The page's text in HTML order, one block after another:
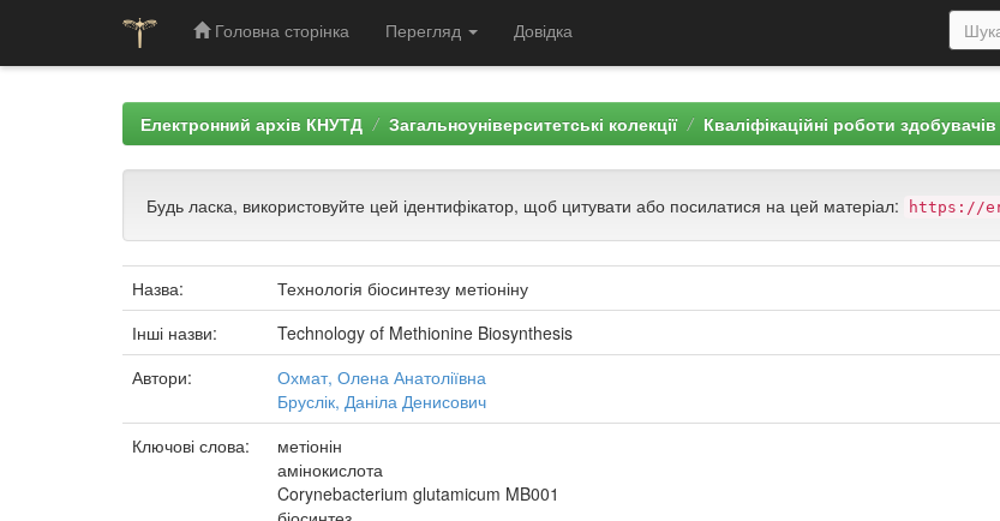
Головна сторінка Перегляд Довідка
Електронний архів КНУТД Загальноуніверситетські колекції Кваліфікаційні роботи
Будь ласка, використовуйте цей ідентифікатор, щоб цитувати або посилатися на цей матеріал: https://
Назва:
Технологія біосинтезу метіоніну
Інші назви:
Technology of Methionine Biosynthesis
Автори:
Охмат, Олена Анатоліївна
Бруслік, Даніла Денисович
Ключові слова:
метіонін
амінокислота
Corynebacterium glutamicum MB001